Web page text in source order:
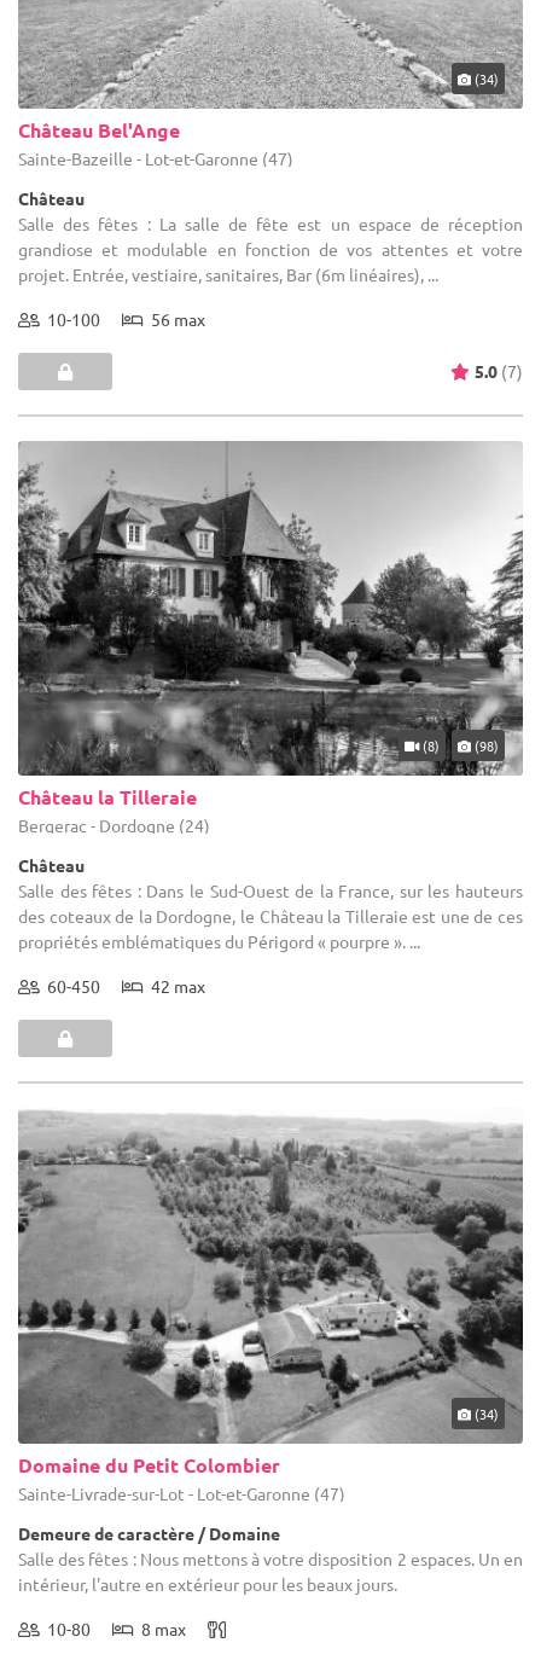
(34)
Château Bel'Ange
Sainte-Bazeille - Lot-et-Garonne (47)
Château
Salle des fêtes : La salle de fête est un espace de réception
grandiose et modulable en fonction de vos attentes et votre
projet. Entrée, vestiaire, sanitaires, Bar (6m linéaires), ...
10-100 56 max
5.0 (7)
(8) (98)
Château la Tilleraie
Bergerac - Dordogne (24)
Château
Salle des fêtes : Dans le Sud-Ouest de la France, sur les hauteurs
des coteaux de la Dordogne, le Château la Tilleraie est une de ces
propriétés emblématiques du Périgord « pourpre ». ...
60-450 42 max
(34)
Domaine du Petit Colombier
Sainte-Livrade-sur-Lot - Lot-et-Garonne (47)
Demeure de caractère / Domaine
Salle des fêtes : Nous mettons à votre disposition 2 espaces. Un en
intérieur, l'autre en extérieur pour les beaux jours.
10-80 8 max